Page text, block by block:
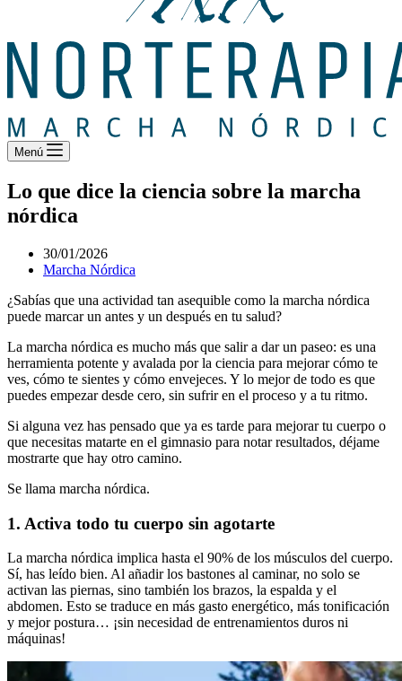
Menú
Lo que dice la ciencia sobre la marcha
nórdica
30/01/2026
Marcha Nórdica
¿Sabías que una actividad tan asequible como la marcha nórdica
puede marcar un antes y un después en tu salud?
La marcha nórdica es mucho más que salir a dar un paseo: es una
herramienta potente y avalada por la ciencia para mejorar cómo te
ves, cómo te sientes y cómo envejeces. Y lo mejor de todo es que
puedes empezar desde cero, sin sufrir en el proceso y a tu ritmo.
Si alguna vez has pensado que ya es tarde para mejorar tu cuerpo o
que necesitas matarte en el gimnasio para notar resultados, déjame
mostrarte que hay otro camino.
Se llama marcha nórdica.
1. Activa todo tu cuerpo sin agotarte
La marcha nórdica implica hasta el 90% de los músculos del cuerpo.
Sí, has leído bien. Al añadir los bastones al caminar, no solo se
activan las piernas, sino también los brazos, la espalda y el
abdomen. Esto se traduce en más gasto energético, más tonificación
y mejor postura… ¡sin necesidad de entrenamientos duros ni
máquinas!